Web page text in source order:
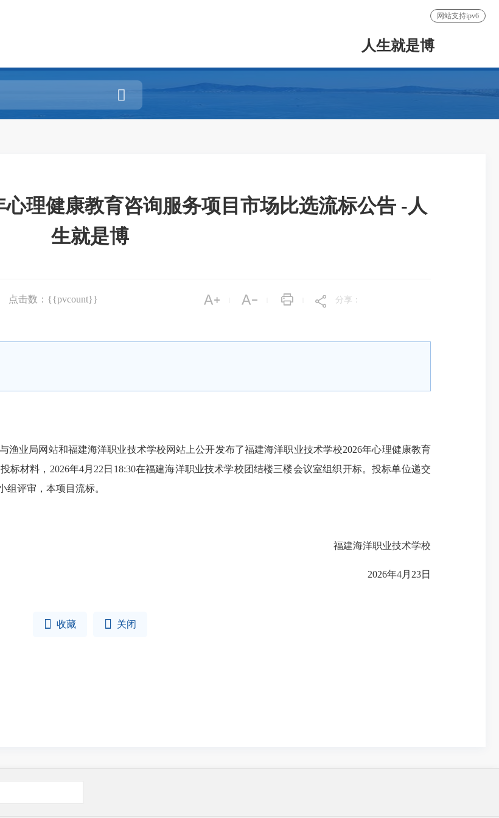
网站支持ipv6
人生就是博

理健康教育咨询服务项目市场比选流标公告 -人
生就是博
点击数：{{pvcount}} 分享：
业局网站和福建海洋职业技术学校网站上公开发布了福建海洋职业技术学校2026年心理健康教育
标材料，2026年4月22日18:30在福建海洋职业技术学校团结楼三楼会议室组织开标。投标单位递交
小组评审，本项目流标。
福建海洋职业技术学校
2026年4月23日
 收藏  关闭